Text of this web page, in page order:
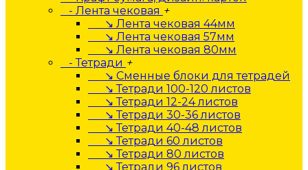
- Лента чековая +
↘ Лента чековая 44мм
↘ Лента чековая 57мм
↘ Лента чековая 80мм
- Тетради +
↘ Сменные блоки для тетрадей
↘ Тетради 100-120 листов
↘ Тетради 12-24 листов
↘ Тетради 30-36 листов
↘ Тетради 40-48 листов
↘ Тетради 60 листов
↘ Тетради 80 листов
↘ Тетради 96 листов